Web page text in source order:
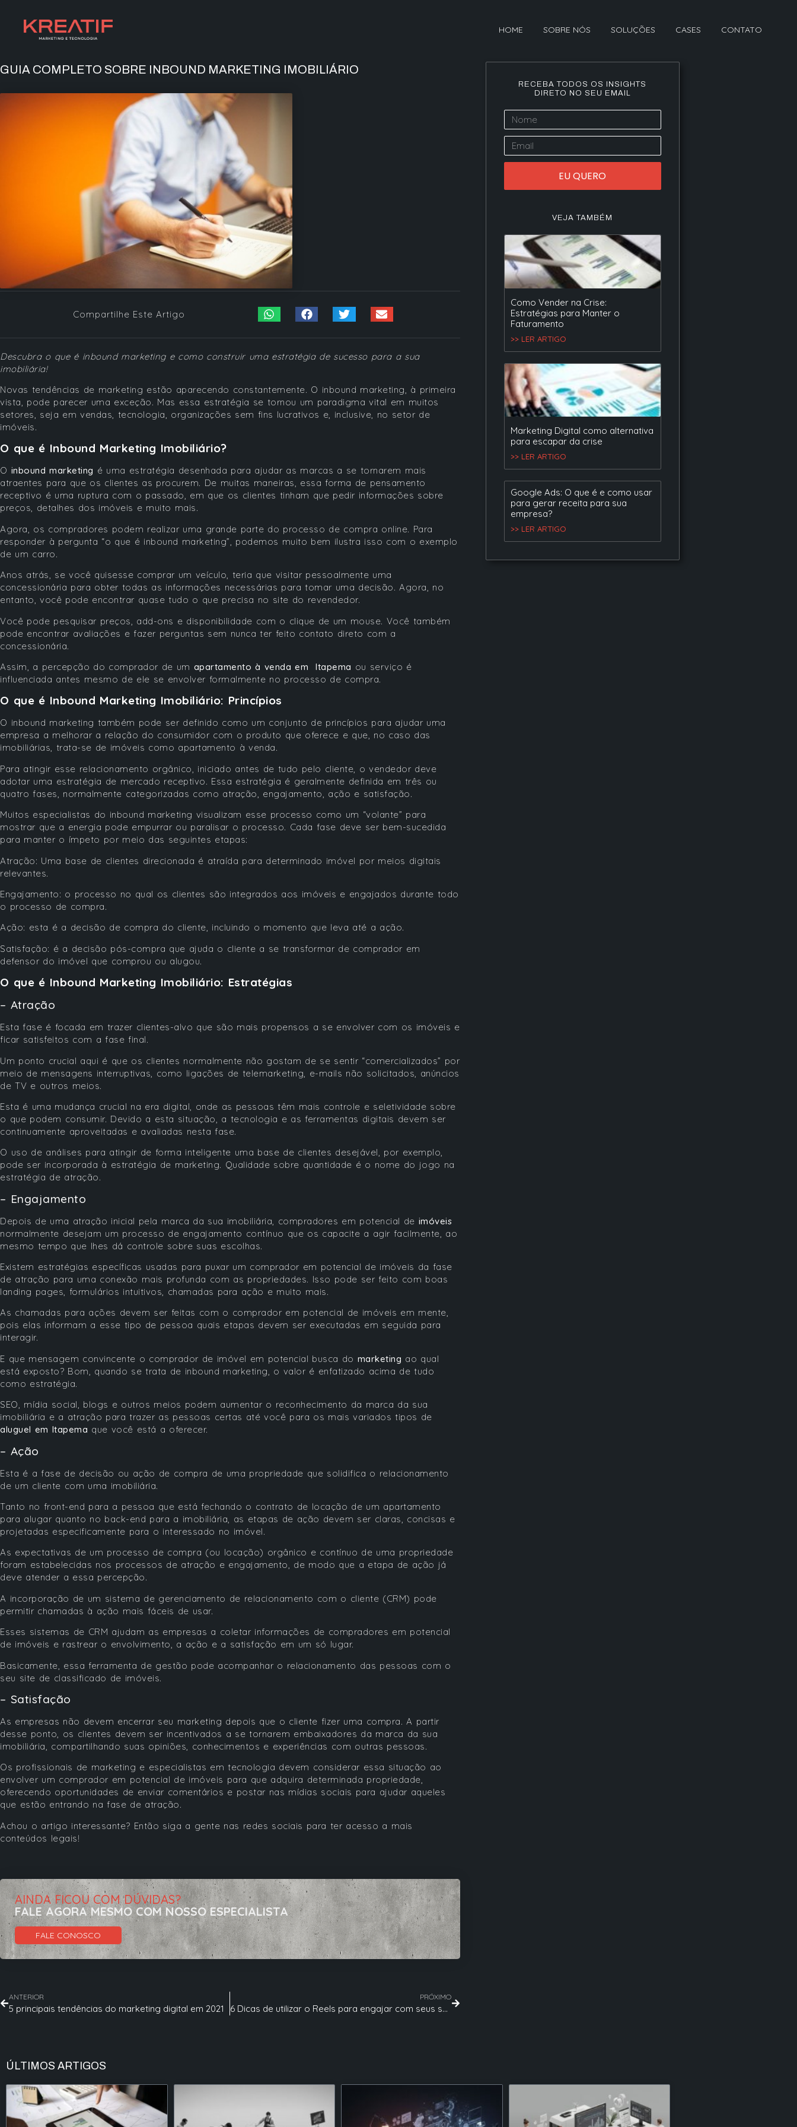
HOME SOBRE NÓS SOLUÇÕES CASES CONTATO
GUIA COMPLETO SOBRE INBOUND MARKETING IMOBILIÁRIO
Compartilhe Este Artigo
Descubra o que é inbound marketing e como construir uma estratégia de sucesso para a sua
imobiliária!
Novas tendências de marketing estão aparecendo constantemente. O inbound marketing, à primeira
vista, pode parecer uma exceção. Mas essa estratégia se tornou um paradigma vital em muitos
setores, seja em vendas, tecnologia, organizações sem fins lucrativos e, inclusive, no setor de
imóveis.
O que é Inbound Marketing Imobiliário?
O inbound marketing é uma estratégia desenhada para ajudar as marcas a se tornarem mais
atraentes para que os clientes as procurem. De muitas maneiras, essa forma de pensamento
receptivo é uma ruptura com o passado, em que os clientes tinham que pedir informações sobre
preços, detalhes dos imóveis e muito mais.
Agora, os compradores podem realizar uma grande parte do processo de compra online. Para
responder à pergunta “o que é inbound marketing”, podemos muito bem ilustra isso com o exemplo
de um carro.
Anos atrás, se você quisesse comprar um veículo, teria que visitar pessoalmente uma
concessionária para obter todas as informações necessárias para tomar uma decisão. Agora, no
entanto, você pode encontrar quase tudo o que precisa no site do revendedor.
Você pode pesquisar preços, add-ons e disponibilidade com o clique de um mouse. Você também
pode encontrar avaliações e fazer perguntas sem nunca ter feito contato direto com a
concessionária.
Assim, a percepção do comprador de um apartamento à venda em Itapema ou serviço é
influenciada antes mesmo de ele se envolver formalmente no processo de compra.
O que é Inbound Marketing Imobiliário: Princípios
O inbound marketing também pode ser definido como um conjunto de princípios para ajudar uma
empresa a melhorar a relação do consumidor com o produto que oferece e que, no caso das
imobiliárias, trata-se de imóveis como apartamento à venda.
Para atingir esse relacionamento orgânico, iniciado antes de tudo pelo cliente, o vendedor deve
adotar uma estratégia de mercado receptivo. Essa estratégia é geralmente definida em três ou
quatro fases, normalmente categorizadas como atração, engajamento, ação e satisfação.
Muitos especialistas do inbound marketing visualizam esse processo como um “volante” para
mostrar que a energia pode empurrar ou paralisar o processo. Cada fase deve ser bem-sucedida
para manter o ímpeto por meio das seguintes etapas:
Atração: Uma base de clientes direcionada é atraída para determinado imóvel por meios digitais
relevantes.
Engajamento: o processo no qual os clientes são integrados aos imóveis e engajados durante todo
o processo de compra.
Ação: esta é a decisão de compra do cliente, incluindo o momento que leva até a ação.
Satisfação: é a decisão pós-compra que ajuda o cliente a se transformar de comprador em
defensor do imóvel que comprou ou alugou.
O que é Inbound Marketing Imobiliário: Estratégias
– Atração
Esta fase é focada em trazer clientes-alvo que são mais propensos a se envolver com os imóveis e
ficar satisfeitos com a fase final.
Um ponto crucial aqui é que os clientes normalmente não gostam de se sentir “comercializados” por
meio de mensagens interruptivas, como ligações de telemarketing, e-mails não solicitados, anúncios
de TV e outros meios.
Esta é uma mudança crucial na era digital, onde as pessoas têm mais controle e seletividade sobre
o que podem consumir. Devido a esta situação, a tecnologia e as ferramentas digitais devem ser
continuamente aproveitadas e avaliadas nesta fase.
O uso de análises para atingir de forma inteligente uma base de clientes desejável, por exemplo,
pode ser incorporada à estratégia de marketing. Qualidade sobre quantidade é o nome do jogo na
estratégia de atração.
– Engajamento
Depois de uma atração inicial pela marca da sua imobiliária, compradores em potencial de imóveis
normalmente desejam um processo de engajamento contínuo que os capacite a agir facilmente, ao
mesmo tempo que lhes dá controle sobre suas escolhas.
Existem estratégias específicas usadas para puxar um comprador em potencial de imóveis da fase
de atração para uma conexão mais profunda com as propriedades. Isso pode ser feito com boas
landing pages, formulários intuitivos, chamadas para ação e muito mais.
As chamadas para ações devem ser feitas com o comprador em potencial de imóveis em mente,
pois elas informam a esse tipo de pessoa quais etapas devem ser executadas em seguida para
interagir.
E que mensagem convincente o comprador de imóvel em potencial busca do marketing ao qual
está exposto? Bom, quando se trata de inbound marketing, o valor é enfatizado acima de tudo
como estratégia.
SEO, mídia social, blogs e outros meios podem aumentar o reconhecimento da marca da sua
imobiliária e a atração para trazer as pessoas certas até você para os mais variados tipos de
aluguel em Itapema que você está a oferecer.
– Ação
Esta é a fase de decisão ou ação de compra de uma propriedade que solidifica o relacionamento
de um cliente com uma imobiliária.
Tanto no front-end para a pessoa que está fechando o contrato de locação de um apartamento
para alugar quanto no back-end para a imobiliária, as etapas de ação devem ser claras, concisas e
projetadas especificamente para o interessado no imóvel.
As expectativas de um processo de compra (ou locação) orgânico e contínuo de uma propriedade
foram estabelecidas nos processos de atração e engajamento, de modo que a etapa de ação já
deve atender a essa percepção.
A incorporação de um sistema de gerenciamento de relacionamento com o cliente (CRM) pode
permitir chamadas à ação mais fáceis de usar.
Esses sistemas de CRM ajudam as empresas a coletar informações de compradores em potencial
de imóveis e rastrear o envolvimento, a ação e a satisfação em um só lugar.
Basicamente, essa ferramenta de gestão pode acompanhar o relacionamento das pessoas com o
seu site de classificado de imóveis.
– Satisfação
As empresas não devem encerrar seu marketing depois que o cliente fizer uma compra. A partir
desse ponto, os clientes devem ser incentivados a se tornarem embaixadores da marca da sua
imobiliária, compartilhando suas opiniões, conhecimentos e experiências com outras pessoas.
Os profissionais de marketing e especialistas em tecnologia devem considerar essa situação ao
envolver um comprador em potencial de imóveis para que adquira determinada propriedade,
oferecendo oportunidades de enviar comentários e postar nas mídias sociais para ajudar aqueles
que estão entrando na fase de atração.
Achou o artigo interessante? Então siga a gente nas redes sociais para ter acesso a mais
conteúdos legais!
AINDA FICOU COM DÚVIDAS?
FALE AGORA MESMO COM NOSSO ESPECIALISTA
FALE CONOSCO
ANTERIOR
5 principais tendências do marketing digital em 2021
PRÓXIMO
6 Dicas de utilizar o Reels para engajar com seus seguidores
RECEBA TODOS OS INSIGHTS
DIRETO NO SEU EMAIL
EU QUERO
VEJA TAMBÉM
Como Vender na Crise:
Estratégias para Manter o
Faturamento
>> LER ARTIGO
Marketing Digital como alternativa
para escapar da crise
>> LER ARTIGO
Google Ads: O que é e como usar
para gerar receita para sua
empresa?
>> LER ARTIGO
ÚLTIMOS ARTIGOS